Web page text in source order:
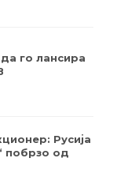
го лансира
Русија
побрзо од